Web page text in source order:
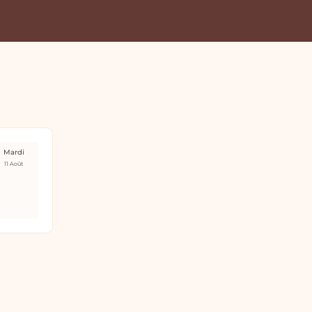
Mardi
11 Août